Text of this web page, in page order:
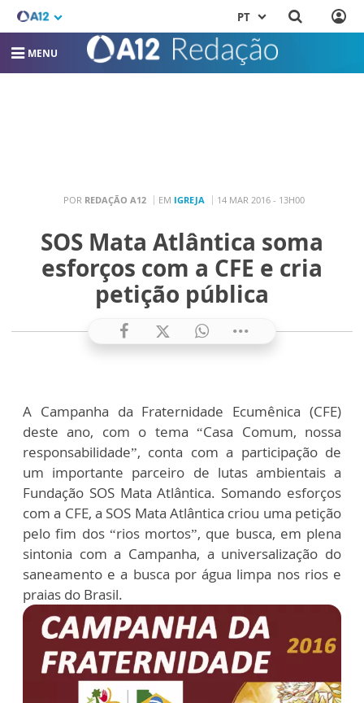
PT
MENU
POR REDAÇÃO A12 EM IGREJA 14 MAR 2016 - 13H00
SOS Mata Atlântica soma
esforços com a CFE e cria
petição pública
A Campanha da Fraternidade Ecumênica (CFE)
deste ano, com o tema “Casa Comum, nossa
responsabilidade”, conta com a participação de
um importante parceiro de lutas ambientais a
Fundação SOS Mata Atlântica. Somando esforços
com a CFE, a SOS Mata Atlântica criou uma petição
pelo fim dos “rios mortos”, que busca, em plena
sintonia com a Campanha, a universalização do
saneamento e a busca por água limpa nos rios e
praias do Brasil.